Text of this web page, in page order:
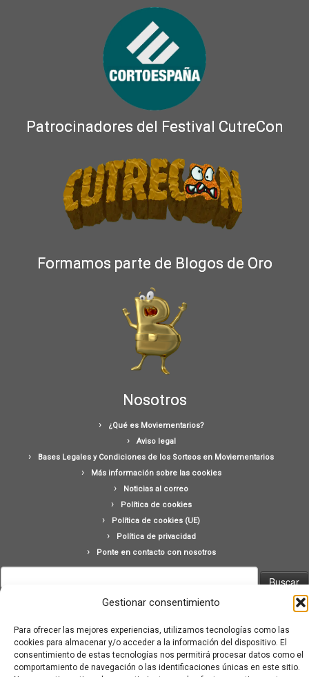
Gestionar consentimiento
Para ofrecer las mejores experiencias, utilizamos tecnologías como las
cookies para almacenar y/o acceder a la información del dispositivo. El
consentimiento de estas tecnologías nos permitirá procesar datos como el
comportamiento de navegación o las identificaciones únicas en este sitio.
Patrocinadores del Festival CutreCon
Formamos parte de Blogos de Oro
Nosotros
¿Qué es Moviementarios?
Aviso legal
Bases Legales y Condiciones de los Sorteos en Moviementarios
Más información sobre las cookies
Noticias al correo
Política de cookies
Política de cookies (UE)
Política de privacidad
Ponte en contacto con nosotros
·© 2026 Moviementarios·Funciona con ·